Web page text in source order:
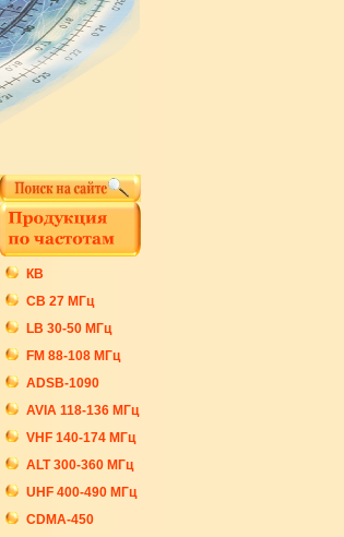
КВ
СB 27 МГц
LB 30-50 МГц
FM 88-108 МГц
ADSB-1090
AVIA 118-136 МГц
VHF 140-174 МГц
ALT 300-360 МГц
UHF 400-490 МГц
CDMA-450